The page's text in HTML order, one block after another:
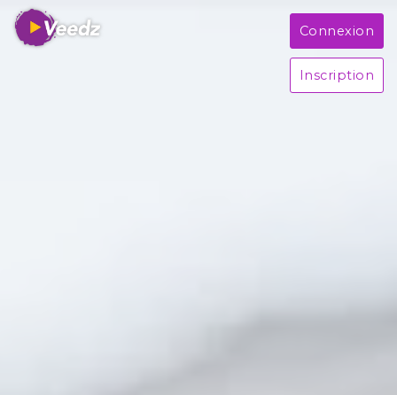
Connexion
Inscription